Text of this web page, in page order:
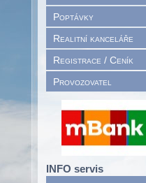
Poptávky
Realitní kanceláře
Registrace / Ceník
Provozovatel
INFO servis